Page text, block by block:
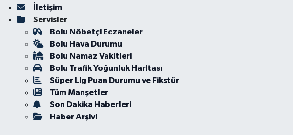
İletişim
Servisler
Bolu Nöbetçi Eczaneler
Bolu Hava Durumu
Bolu Namaz Vakitleri
Bolu Trafik Yoğunluk Haritası
Süper Lig Puan Durumu ve Fikstür
Tüm Manşetler
Son Dakika Haberleri
Haber Arşivi